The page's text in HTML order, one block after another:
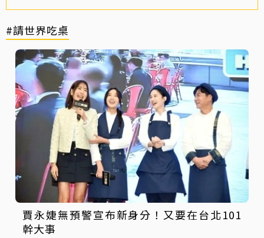
#請世界吃桌
賈永婕無預警宣布新身分！又要在台北101
幹大事